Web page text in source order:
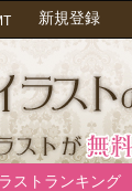
新規登録
ストランキング